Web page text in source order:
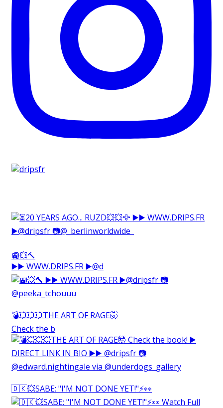
🚉💥🔨⁠
▶️▶️ WWW.DRIPS.FR ▶️@d
💣💥💥💥THE ART OF RAGE🤯⁠
Check the b
🇩🇰💥SABE: "I'M NOT DONE YET!"⚡️👀⁠